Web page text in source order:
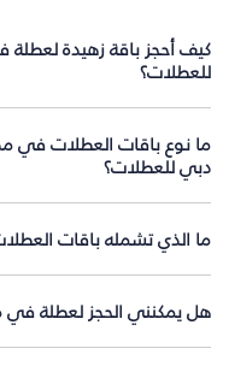
كيف أحجز باقة زهيدة لعطلة
للعطلات؟
ما نوع باقات العطلات في
دبي للعطلات؟
ما الذي تشمله باقات
هل يمكنني الحجز لعطلة في